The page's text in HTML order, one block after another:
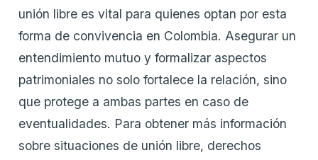
unión libre es vital para quienes optan por esta
forma de convivencia en Colombia. Asegurar un
entendimiento mutuo y formalizar aspectos
patrimoniales no solo fortalece la relación, sino
que protege a ambas partes en caso de
eventualidades. Para obtener más información
sobre situaciones de unión libre, derechos